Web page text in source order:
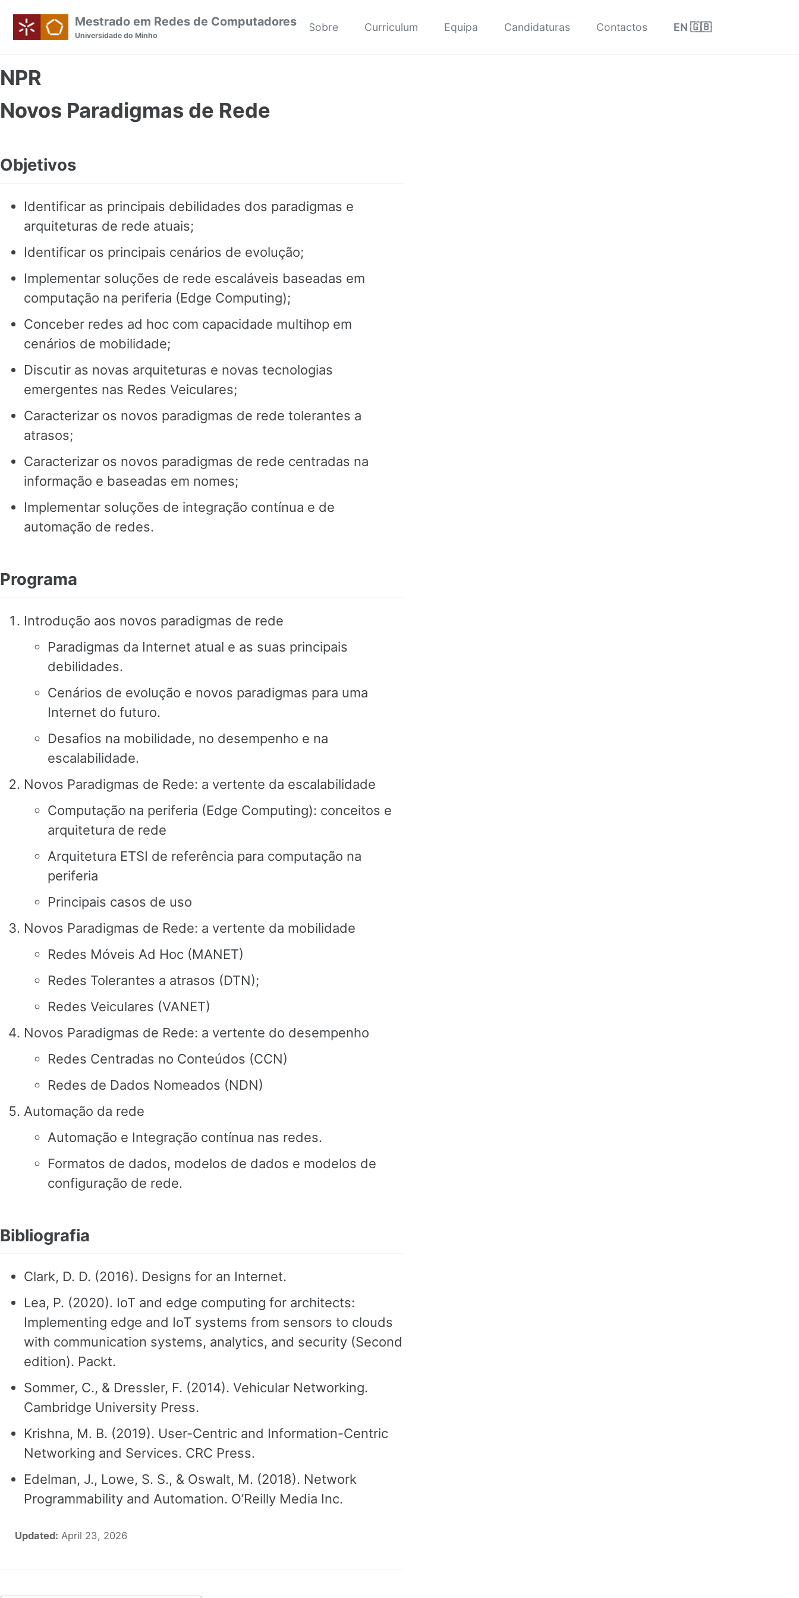
Mestrado em Redes de Computadores
Universidade do Minho
Sobre Curriculum Equipa Candidaturas Contactos EN 🇬🇧
NPR
Novos Paradigmas de Rede
Objetivos
Identificar as principais debilidades dos paradigmas e
arquiteturas de rede atuais;
Identificar os principais cenários de evolução;
Implementar soluções de rede escaláveis baseadas em
computação na periferia (Edge Computing);
Conceber redes ad hoc com capacidade multihop em
cenários de mobilidade;
Discutir as novas arquiteturas e novas tecnologias
emergentes nas Redes Veiculares;
Caracterizar os novos paradigmas de rede tolerantes a
atrasos;
Caracterizar os novos paradigmas de rede centradas na
informação e baseadas em nomes;
Implementar soluções de integração contínua e de
automação de redes.
Programa
Introdução aos novos paradigmas de rede
Paradigmas da Internet atual e as suas principais
debilidades.
Cenários de evolução e novos paradigmas para uma
Internet do futuro.
Desafios na mobilidade, no desempenho e na
escalabilidade.
Novos Paradigmas de Rede: a vertente da escalabilidade
Computação na periferia (Edge Computing): conceitos e
arquitetura de rede
Arquitetura ETSI de referência para computação na
periferia
Principais casos de uso
Novos Paradigmas de Rede: a vertente da mobilidade
Redes Móveis Ad Hoc (MANET)
Redes Tolerantes a atrasos (DTN);
Redes Veiculares (VANET)
Novos Paradigmas de Rede: a vertente do desempenho
Redes Centradas no Conteúdos (CCN)
Redes de Dados Nomeados (NDN)
Automação da rede
Automação e Integração contínua nas redes.
Formatos de dados, modelos de dados e modelos de
configuração de rede.
Bibliografia
Clark, D. D. (2016). Designs for an Internet.
Lea, P. (2020). IoT and edge computing for architects:
Implementing edge and IoT systems from sensors to clouds
with communication systems, analytics, and security (Second
edition). Packt.
Sommer, C., & Dressler, F. (2014). Vehicular Networking.
Cambridge University Press.
Krishna, M. B. (2019). User-Centric and Information-Centric
Networking and Services. CRC Press.
Edelman, J., Lowe, S. S., & Oswalt, M. (2018). Network
Programmability and Automation. O’Reilly Media Inc.
Updated: April 23, 2026